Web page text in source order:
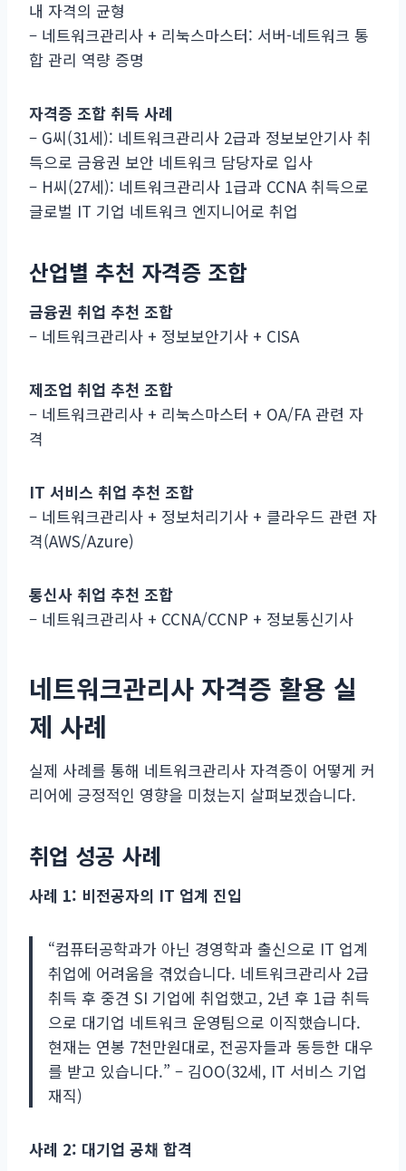
내 자격의 균형
– 네트워크관리사 + 리눅스마스터: 서버-네트워크 통
합 관리 역량 증명
자격증 조합 취득 사례
– G씨(31세): 네트워크관리사 2급과 정보보안기사 취
득으로 금융권 보안 네트워크 담당자로 입사
– H씨(27세): 네트워크관리사 1급과 CCNA 취득으로
글로벌 IT 기업 네트워크 엔지니어로 취업
산업별 추천 자격증 조합
금융권 취업 추천 조합
– 네트워크관리사 + 정보보안기사 + CISA
제조업 취업 추천 조합
– 네트워크관리사 + 리눅스마스터 + OA/FA 관련 자
격
IT 서비스 취업 추천 조합
– 네트워크관리사 + 정보처리기사 + 클라우드 관련 자
격(AWS/Azure)
통신사 취업 추천 조합
– 네트워크관리사 + CCNA/CCNP + 정보통신기사
네트워크관리사 자격증 활용 실
제 사례
실제 사례를 통해 네트워크관리사 자격증이 어떻게 커
리어에 긍정적인 영향을 미쳤는지 살펴보겠습니다.
취업 성공 사례
사례 1: 비전공자의 IT 업계 진입
“컴퓨터공학과가 아닌 경영학과 출신으로 IT 업계
취업에 어려움을 겪었습니다. 네트워크관리사 2급
취득 후 중견 SI 기업에 취업했고, 2년 후 1급 취득
으로 대기업 네트워크 운영팀으로 이직했습니다.
현재는 연봉 7천만원대로, 전공자들과 동등한 대우
를 받고 있습니다.” – 김OO(32세, IT 서비스 기업
재직)
사례 2: 대기업 공채 합격